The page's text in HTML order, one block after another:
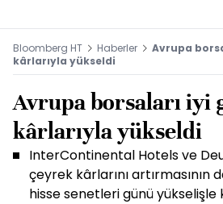
Bloomberg HT Haberler
Avrupa
kârlarıyla yükseldi
Avrupa borsaları iyi
kârlarıyla yükseldi
InterContinental Hotels ve
çeyrek kârlarını artırmasının
hisse senetleri günü yükselişle